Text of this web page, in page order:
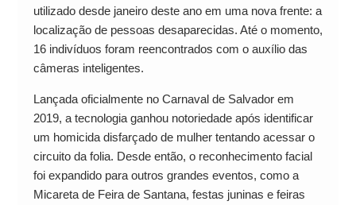
utilizado desde janeiro deste ano em uma nova frente: a
localização de pessoas desaparecidas. Até o momento,
16 indivíduos foram reencontrados com o auxílio das
câmeras inteligentes.
Lançada oficialmente no Carnaval de Salvador em
2019, a tecnologia ganhou notoriedade após identificar
um homicida disfarçado de mulher tentando acessar o
circuito da folia. Desde então, o reconhecimento facial
foi expandido para outros grandes eventos, como a
Micareta de Feira de Santana, festas juninas e feiras